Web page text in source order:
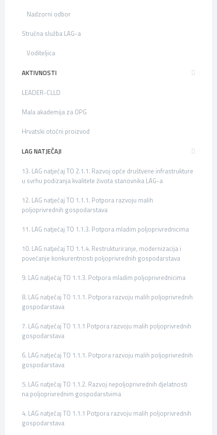
Nadzorni odbor
Stručna služba LAG-a
Voditeljica
AKTIVNOSTI
LEADER-CLLD
Mala akademija za OPG
Hrvatski otočni proizvod
LAG NATJEČAJI
13. LAG natječaj TO 2.1.1. Razvoj opće društvene infrastrukture
u svrhu podizanja kvalitete života stanovnika LAG-a
12. LAG natječaj TO 1.1.1. Potpora razvoju malih
poljoprivrednih gospodarstava
11. LAG natječaj TO 1.1.3. Potpora mladim poljoprivrednicima
10. LAG natječaj TO 1.1.4. Restrukturiranje, modernizacija i
povećanje konkurentnosti poljoprivrednih gospodarstava
9. LAG natječaj TO 1.1.3. Potpora mladim poljoprivrednicima
8. LAG natječaj TO 1.1.1. Potpora razvoju malih poljoprivrednih
gospodarstava
7. LAG natječaj TO 1.1.1 Potpora razvoju malih poljoprivrednih
gospodarstava
6. LAG natječaj TO 1.1.1. Potpora razvoju malih poljoprivrednih
gospodarstava
5. LAG natječaj TO 1.1.2. Razvoj nepoljoprivrednih djelatnosti
na poljoprivrednim gospodarstvima
4. LAG natječaj TO 1.1.1 Potpora razvoju malih poljoprivrednih
gospodarstava